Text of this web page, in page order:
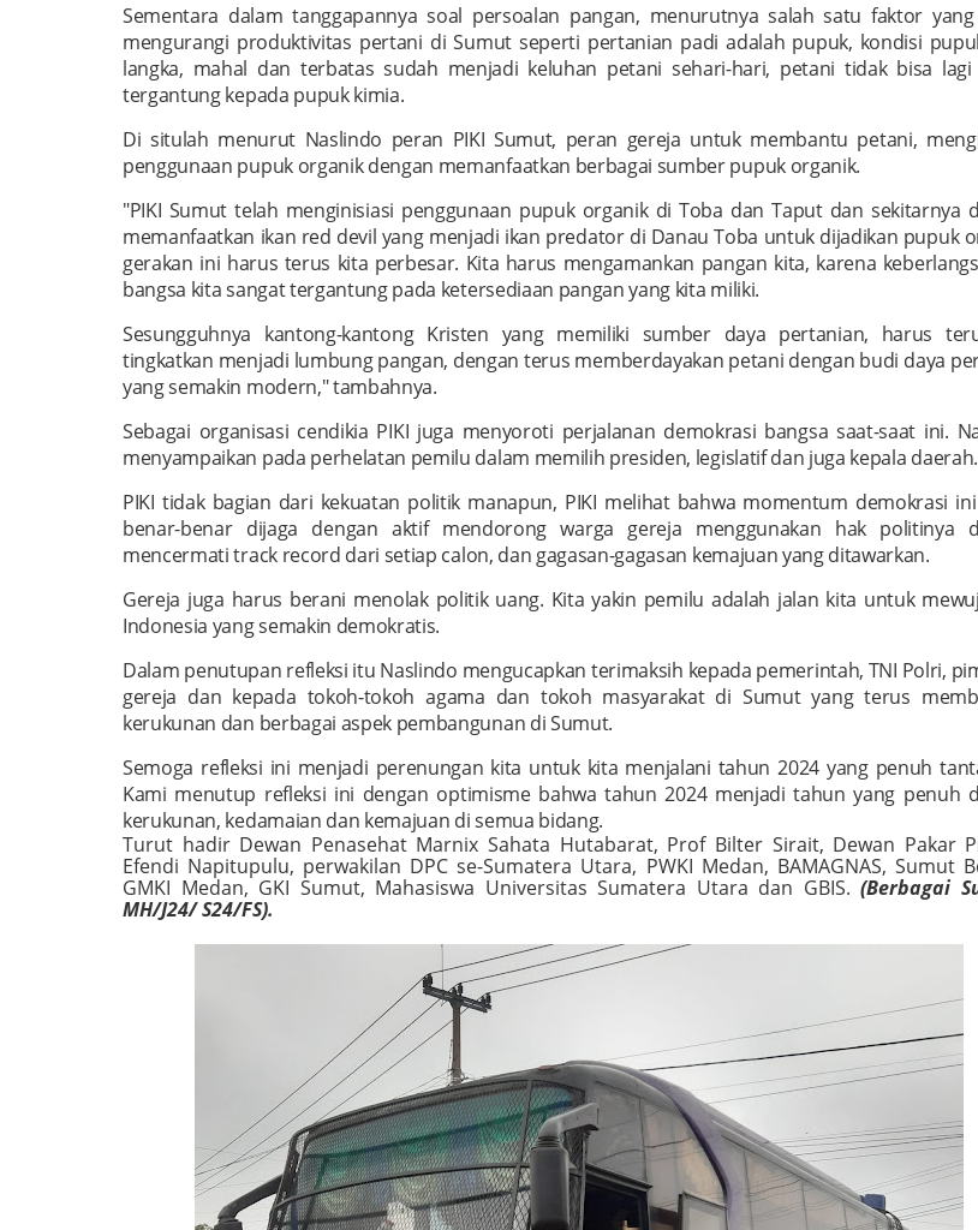
Sementara dalam tanggapannya soal persoalan pangan, menurutnya salah satu faktor
mengurangi produktivitas pertani di Sumut seperti pertanian padi adalah pupuk, kondisi
langka, mahal dan terbatas sudah menjadi keluhan petani sehari-hari, petani tidak bisa lagi
tergantung kepada pupuk kimia.
Di situlah menurut Naslindo peran PIKI Sumut, peran gereja untuk membantu petani,
penggunaan pupuk organik dengan memanfaatkan berbagai sumber pupuk organik.
"PIKI Sumut telah menginisiasi penggunaan pupuk organik di Toba dan Taput dan sekitarnya
memanfaatkan ikan red devil yang menjadi ikan predator di Danau Toba untuk dijadikan pupuk
gerakan ini harus terus kita perbesar. Kita harus mengamankan pangan kita, karena
bangsa kita sangat tergantung pada ketersediaan pangan yang kita miliki.
Sesungguhnya kantong-kantong Kristen yang memiliki sumber daya pertanian, harus
tingkatkan menjadi lumbung pangan, dengan terus memberdayakan petani dengan budi daya
yang semakin modern," tambahnya.
Sebagai organisasi cendikia PIKI juga menyoroti perjalanan demokrasi bangsa saat-saat ini.
menyampaikan pada perhelatan pemilu dalam memilih presiden, legislatif dan juga kepala daerah.
PIKI tidak bagian dari kekuatan politik manapun, PIKI melihat bahwa momentum demokrasi
benar-benar dijaga dengan aktif mendorong warga gereja menggunakan hak politinya
mencermati track record dari setiap calon, dan gagasan-gagasan kemajuan yang ditawarkan.
Gereja juga harus berani menolak politik uang. Kita yakin pemilu adalah jalan kita untuk
Indonesia yang semakin demokratis.
Dalam penutupan refleksi itu Naslindo mengucapkan terimaksih kepada pemerintah, TNI Polri,
gereja dan kepada tokoh-tokoh agama dan tokoh masyarakat di Sumut yang terus
kerukunan dan berbagai aspek pembangunan di Sumut.
Semoga refleksi ini menjadi perenungan kita untuk kita menjalani tahun 2024 yang penuh
Kami menutup refleksi ini dengan optimisme bahwa tahun 2024 menjadi tahun yang penuh
kerukunan, kedamaian dan kemajuan di semua bidang.
Turut hadir Dewan Penasehat Marnix Sahata Hutabarat, Prof Bilter Sirait, Dewan Pakar
Efendi Napitupulu, perwakilan DPC se-Sumatera Utara, PWKI Medan, BAMAGNAS, Sumut
GMKI Medan, GKI Sumut, Mahasiswa Universitas Sumatera Utara dan GBIS.(Berbagai
MH/J24/ S24/FS).